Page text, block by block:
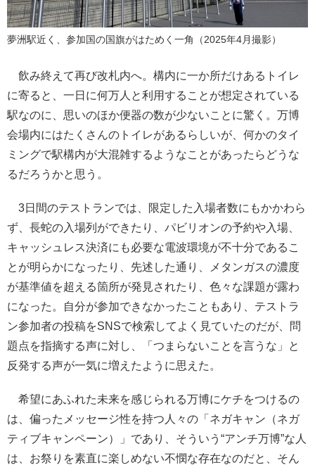
夢洲駅近く、参加国の国旗がはためく一角（2025年4月撮影）
飲み終えて再び改札内へ。構内に一か所だけあるトイレ
に寄ると、一日に何万人と利用することが想定されている
駅なのに、思いのほか便器の数が少ないことに驚く。万博
会場内にはたくさんのトイレがあるらしいが、何かのタイ
ミングで駅構内が大混雑するようなことがあったらどうな
るだろうかと思う。
3日間のテストランでは、限定した入場者数にもかかわら
ず、長蛇の入場列ができたり、パビリオンの予約や入場、
キャッシュレス決済にも必要な電波環境が不十分であるこ
とが明らかになったり、先述した通り、メタンガスの濃度
が基準値を超える箇所が発見されたり、色々な課題が露わ
になった。自分が参加できなかったこともあり、テストラ
ン参加者の投稿をSNSで検索してよく見ていたのだが、問
題点を指摘する声に対し、「つまらないことを言うな」と
反発する声が一気に増えたように思えた。
希望にあふれた未来を感じられる万博にケチをつけるの
は、偏ったメッセージ性を持つ人々の「ネガキャン（ネガ
ティブキャンペーン）」であり、そういう“アンチ万博”な人
は、お祭りを素直に楽しめない不憫な存在なのだと、そん